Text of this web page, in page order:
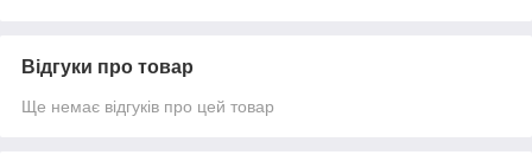
Відгуки про товар
Ще немає відгуків про цей товар